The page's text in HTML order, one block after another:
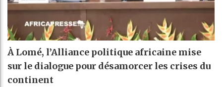
À Lomé, l’Alliance politique africaine mise
sur le dialogue pour désamorcer les crises du
continent